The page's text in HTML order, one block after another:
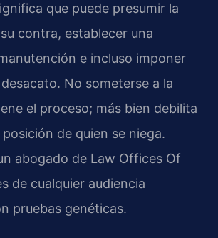
que puede presumir la
contra, establecer una
e incluso imponer
No someterse a la
el proceso; más bien debilita
de quien se niega.
abogado de Law Offices Of
de cualquier audiencia
pruebas genéticas.